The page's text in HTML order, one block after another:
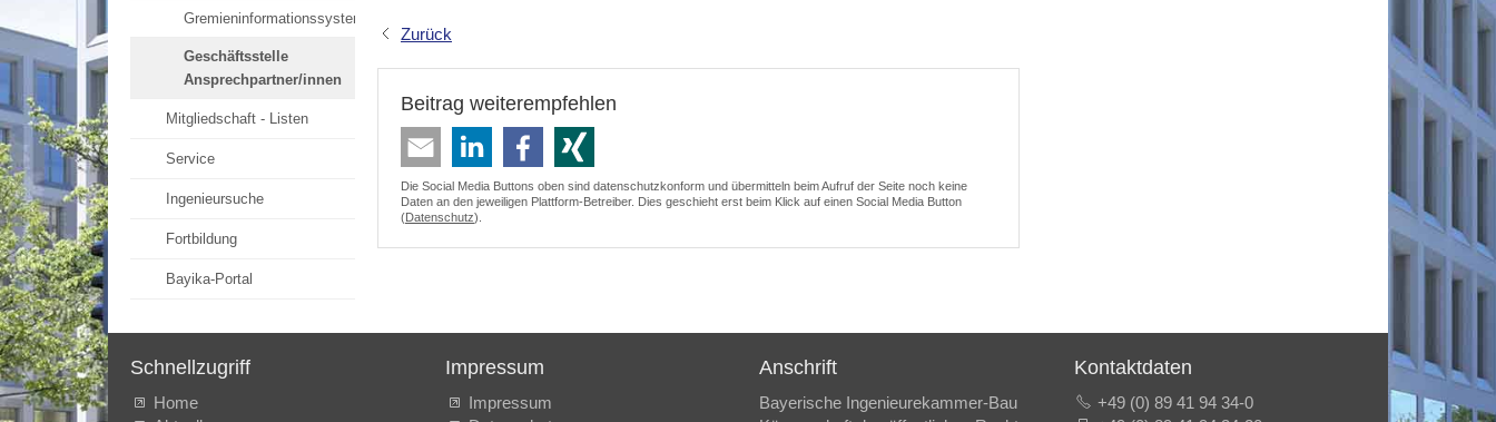
Gremieninformationssystem
Geschäftsstelle
Ansprechpartner/innen
Mitgliedschaft - Listen
Service
Ingenieursuche
Fortbildung
Bayika-Portal
Zurück
Beitrag weiterempfehlen
Die Social Media Buttons oben sind datenschutzkonform und übermitteln beim Aufruf der Seite noch keine
Daten an den jeweiligen Plattform-Betreiber. Dies geschieht erst beim Klick auf einen Social Media Button
(Datenschutz).
Schnellzugriff
Home
Impressum
Impressum
Anschrift
Bayerische Ingenieurekammer-Bau
Kontaktdaten
+49 (0) 89 41 94 34-0